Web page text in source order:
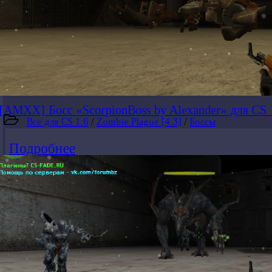
[AMXX] Босс «ScorpionBoss by Alexander» для CS
Все для CS 1.6 / Zombie Plague [4.3] / Боссы
Подробнее